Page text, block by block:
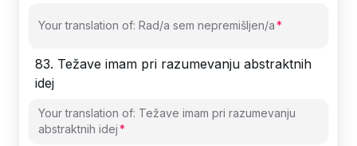
Your translation of: Rad/a sem nepremišljen/a
83. Težave imam pri razumevanju abstraktnih
idej
Your translation of: Težave imam pri razumevanju
abstraktnih idej